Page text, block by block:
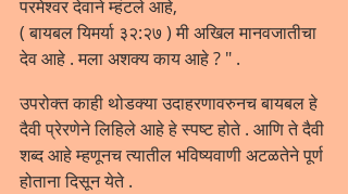
परमेश्वर देवाने म्हंटले आहे,
( बायबल यिमर्या ३२:२७ ) मी अखिल मानवजातीचा
देव आहे . मला अशक्य काय आहे ? " .
उपरोक्त काही थोडक्या उदाहरणावरुनच बायबल हे
दैवी प्रेरणेने लिहिले आहे हे स्पष्ट होते . आणि ते दैवी
शब्द आहे म्हणूनच त्यातील भविष्यवाणी अटळतेने पूर्ण
होताना दिसून येते .